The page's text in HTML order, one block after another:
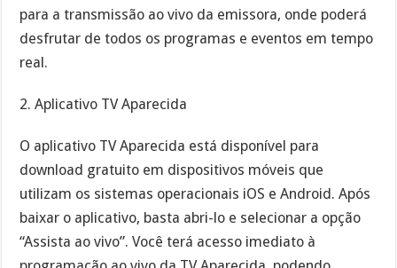
para a transmissão ao vivo da emissora, onde poderá
desfrutar de todos os programas e eventos em tempo
real.
2. Aplicativo TV Aparecida
O aplicativo TV Aparecida está disponível para
download gratuito em dispositivos móveis que
utilizam os sistemas operacionais iOS e Android. Após
baixar o aplicativo, basta abri-lo e selecionar a opção
“Assista ao vivo”. Você terá acesso imediato à